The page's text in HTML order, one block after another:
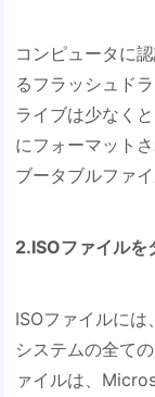
コンピュータに
るフラッシュド
ライブは少なく
にフォーマット
ブータブルファ
2.ISOファイルを
ISOファイルに
システムの全て
ァイルは、